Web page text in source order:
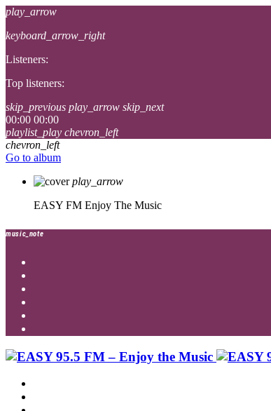
play_arrow
keyboard_arrow_right
Listeners:
Top listeners:
skip_previous play_arrow skip_next
00:00 00:00
playlist_play chevron_left
chevron_left
Go to album
play_arrow
EASY FM Enjoy The Music
music_note